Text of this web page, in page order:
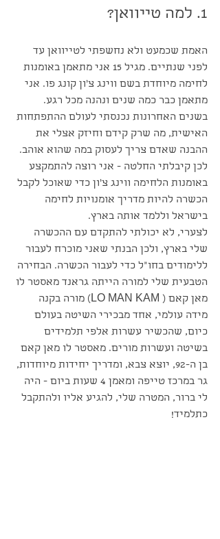
1. למה טייוואן?
האמת שכמעט ולא נחשפתי לטייוואן עד
לפני שנתיים. מגיל 15 אני מתאמן באומנות
לחימה מיוחדת בשם ווינג צ'ון קונג פו. אני
מתאמן כבר כמה שנים ונהנה מכל רגע.
בשנים האחרונות נכנסתי לעולם ההתפתחות
האישית, מה שרק קידם וחיזק אצלי את
ההבנה שאדם צריך לעסוק במה שהוא אוהב.
לכן קיבלתי החלטה - אני רוצה להתמקצע
באומנות הלחימה ווינג צ'ון כדי שאוכל לקבל
הכשרה להיות מדריך אומנויות לחימה
בישראל וללמד אותה בארץ.
לצערי, לא יכולתי להתקדם עם ההכשרה
שלי בארץ, ולכן הבנתי שאני מוכרח לעבור
ללימודים בחו"ל כדי לעבור הכשרה. הבחירה
הטבעית שלי למורה הייתה גראנד מאסטר לו
מאן קאם ( LO MAN KAM) מורה בקנה
מידה עולמי, אחד מבכירי השיטה בעולם
כיום, שהכשיר עשרות אלפי תלמידים
בשיטה ועשרות מורים. מאסטר לו מאן קאם
בן ה-92, יוצא צבא, ומדריך יחידות מיוחדות,
גר במרכז טייפה ומאמן 4 שעות ביום - היה
לי ברור, המטרה שלי, להגיע אליו ולהתקבל
כתלמיד!